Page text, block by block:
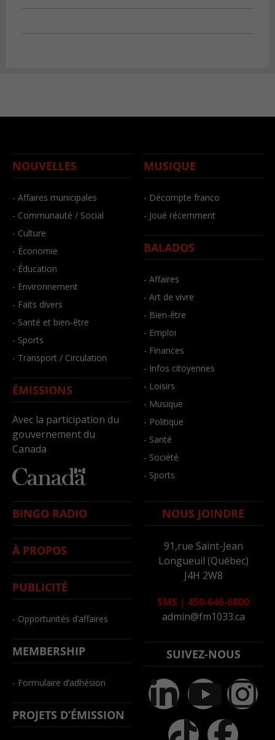
NOUVELLES
- Affaires municipales
- Communauté / Social
- Culture
- Économie
- Éducation
- Environnement
- Faits divers
- Santé et bien-être
- Sports
- Transport / Circulation
ÉMISSIONS
Avec la participation du
gouvernement du
Canada
MUSIQUE
- Décompte franco
- Joué récemment
BALADOS
- Affaires
- Art de vivre
- Bien-être
- Emploi
- Finances
- Infos citoyennes
- Loisirs
- Musique
- Politique
- Santé
- Société
- Sports
BINGO RADIO
À PROPOS
PUBLICITÉ
- Opportunités d’affaires
MEMBERSHIP
- Formulaire d’adhésion
PROJETS D’ÉMISSION
NOUS JOINDRE
91,rue Saint-Jean
Longueuil (Québec)
J4H 2W8
SMS | 450-646-6800
admin@fm1033.ca
SUIVEZ-NOUS